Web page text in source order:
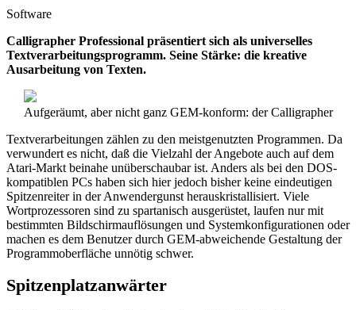
Software
Calligrapher Professional präsentiert sich als universelles
Textverarbeitungsprogramm. Seine Stärke: die kreative
Ausarbeitung von Texten.
Aufgeräumt, aber nicht ganz GEM-konform: der Calligrapher
Textverarbeitungen zählen zu den meistgenutzten Programmen. Da
verwundert es nicht, daß die Vielzahl der Angebote auch auf dem
Atari-Markt beinahe unüberschaubar ist. Anders als bei den DOS-
kompatiblen PCs haben sich hier jedoch bisher keine eindeutigen
Spitzenreiter in der Anwendergunst herauskristallisiert. Viele
Wortprozessoren sind zu spartanisch ausgerüstet, laufen nur mit
bestimmten Bildschirmauflösungen und Systemkonfigurationen oder
machen es dem Benutzer durch GEM-abweichende Gestaltung der
Programmoberfläche unnötig schwer.
Spitzenplatzanwärter